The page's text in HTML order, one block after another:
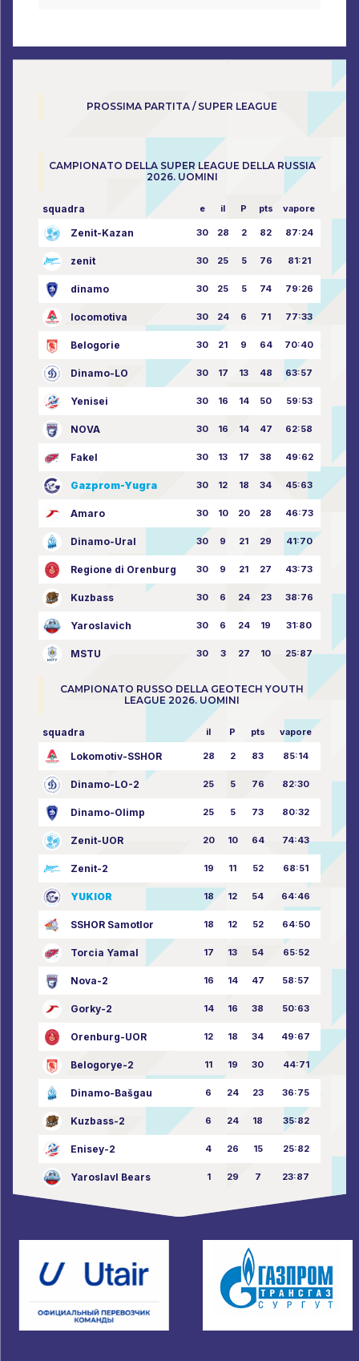
PROSSIMA PARTITA / SUPER LEAGUE
CAMPIONATO DELLA SUPER LEAGUE DELLA RUSSIA
2026. UOMINI
squadra e il P pts vapore
Zenit-Kazan 30 28 2 82 87:24
zenit 30 25 5 76 81:21
dinamo 30 25 5 74 79:26
locomotiva 30 24 6 71 77:33
Belogorie 30 21 9 64 70:40
Dinamo-LO 30 17 13 48 63:57
Yenisei 30 16 14 50 59:53
NOVA 30 16 14 47 62:58
Fakel 30 13 17 38 49:62
Gazprom-Yugra 30 12 18 34 45:63
Amaro 30 10 20 28 46:73
Dinamo-Ural 30 9 21 29 41:70
Regione di Orenburg 30 9 21 27 43:73
Kuzbass 30 6 24 23 38:76
Yaroslavich 30 6 24 19 31:80
MSTU 30 3 27 10 25:87
CAMPIONATO RUSSO DELLA GEOTECH YOUTH
LEAGUE 2026. UOMINI
squadra il P pts vapore
Lokomotiv-SSHOR 28 2 83 85:14
Dinamo-LO-2 25 5 76 82:30
Dinamo-Olimp 25 5 73 80:32
Zenit-UOR 20 10 64 74:43
Zenit-2 19 11 52 68:51
YUKIOR 18 12 54 64:46
SSHOR Samotlor 18 12 52 64:50
Torcia Yamal 17 13 54 65:52
Nova-2 16 14 47 58:57
Gorky-2 14 16 38 50:63
Orenburg-UOR 12 18 34 49:67
Belogorye-2 11 19 30 44:71
Dinamo-Bašgau 6 24 23 36:75
Kuzbass-2 6 24 18 35:82
Enisey-2 4 26 15 25:82
Yaroslavl Bears 1 29 7 23:87